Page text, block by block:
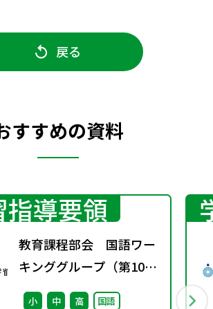
戻る
すすめの資料
指導要領
教育課程部会 国語ワー
キンググループ（第10
回） 配付資料
小 中 高 国語